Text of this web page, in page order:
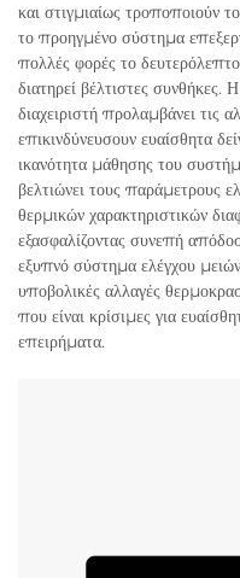
και στιγμιαίως τροποποιούν
το προηγμένο σύστημα
πολλές φορές το
διατηρεί βέλτιστες συνθήκες.
διαχειριστή προλαμβάνει τις
επικινδύνευσουν ευαίσθητα
ικανότητα μάθησης του
βελτιώνει τους παράμετρους
θερμικών χαρακτηριστικών
εξασφαλίζοντας συνεπή
εξυπνό σύστημα ελέγχου
υποβολικές αλλαγές
που είναι κρίσιμες για
επειρήματα.